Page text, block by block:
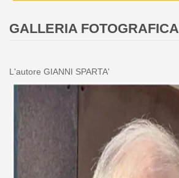
GALLERIA FOTOGRAFICA
L'autore GIANNI SPARTA'